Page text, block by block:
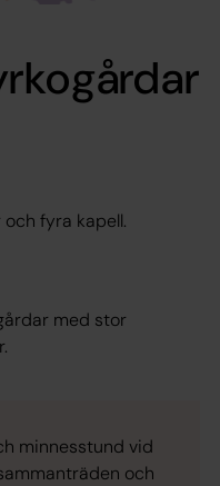
fyra kapell.
med stor
minnesstund vid
och